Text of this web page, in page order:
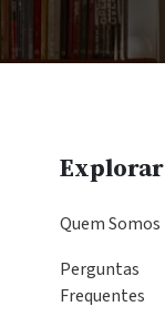
Explorar
Quem Somos
Perguntas
Frequentes